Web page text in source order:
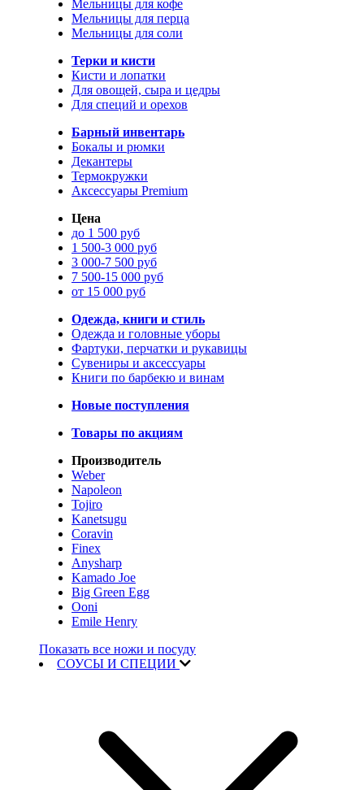
Мельницы для кофе
Мельницы для перца
Мельницы для соли
Терки и кисти
Кисти и лопатки
Для овощей, сыра и цедры
Для специй и орехов
Барный инвентарь
Бокалы и рюмки
Декантеры
Термокружки
Аксессуары Premium
Цена
до 1 500 руб
1 500-3 000 руб
3 000-7 500 руб
7 500-15 000 руб
от 15 000 руб
Одежда, книги и стиль
Одежда и головные уборы
Фартуки, перчатки и рукавицы
Сувениры и аксессуары
Книги по барбекю и винам
Новые поступления
Товары по акциям
Производитель
Weber
Napoleon
Tojiro
Kanetsugu
Coravin
Finex
Anysharp
Kamado Joe
Big Green Egg
Ooni
Emile Henry
Показать все ножи и посуду
СОУСЫ И СПЕЦИИ